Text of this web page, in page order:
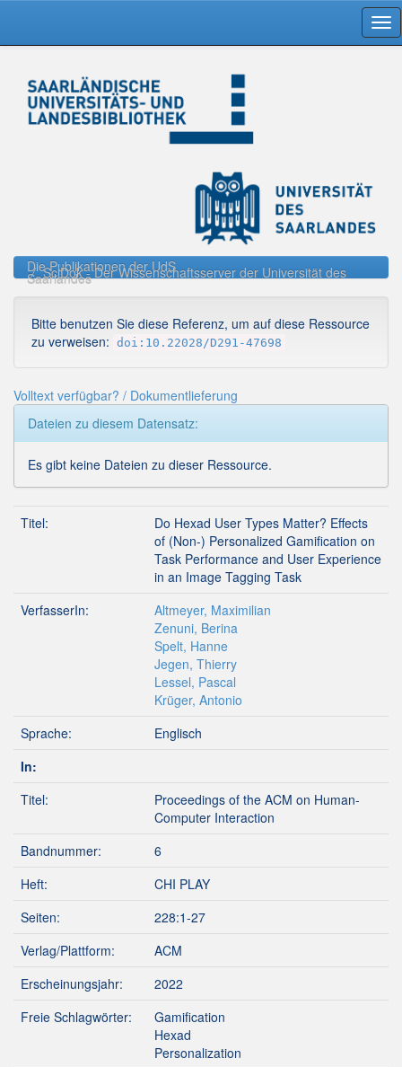
navigation
Die Publikationen der UdS
SciDok - Der Wissenschaftsserver der Universität des
Saarlandes
Bitte benutzen Sie diese Referenz, um auf diese Ressource
zu verweisen: doi:10.22028/D291-47698
Volltext verfügbar? / Dokumentlieferung
Dateien zu diesem Datensatz:
Es gibt keine Dateien zu dieser Ressource.
Titel:
Do Hexad User Types Matter? Effects
of (Non-) Personalized Gamification on
Task Performance and User Experience
in an Image Tagging Task
VerfasserIn:
Altmeyer, Maximilian
Zenuni, Berina
Spelt, Hanne
Jegen, Thierry
Lessel, Pascal
Krüger, Antonio
Sprache:
Englisch
In:
Titel:
Proceedings of the ACM on Human-
Computer Interaction
Bandnummer:
6
Heft:
CHI PLAY
Seiten:
228:1-27
Verlag/Plattform:
ACM
Erscheinungsjahr:
2022
Freie Schlagwörter:
Gamification
Hexad
Personalization